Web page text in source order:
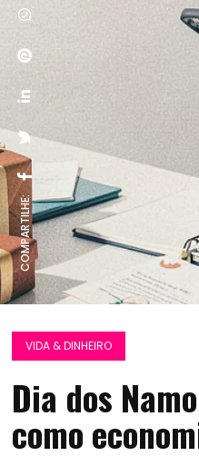
COMPARTILHE:
VIDA & DINHEIRO
Dia dos
como